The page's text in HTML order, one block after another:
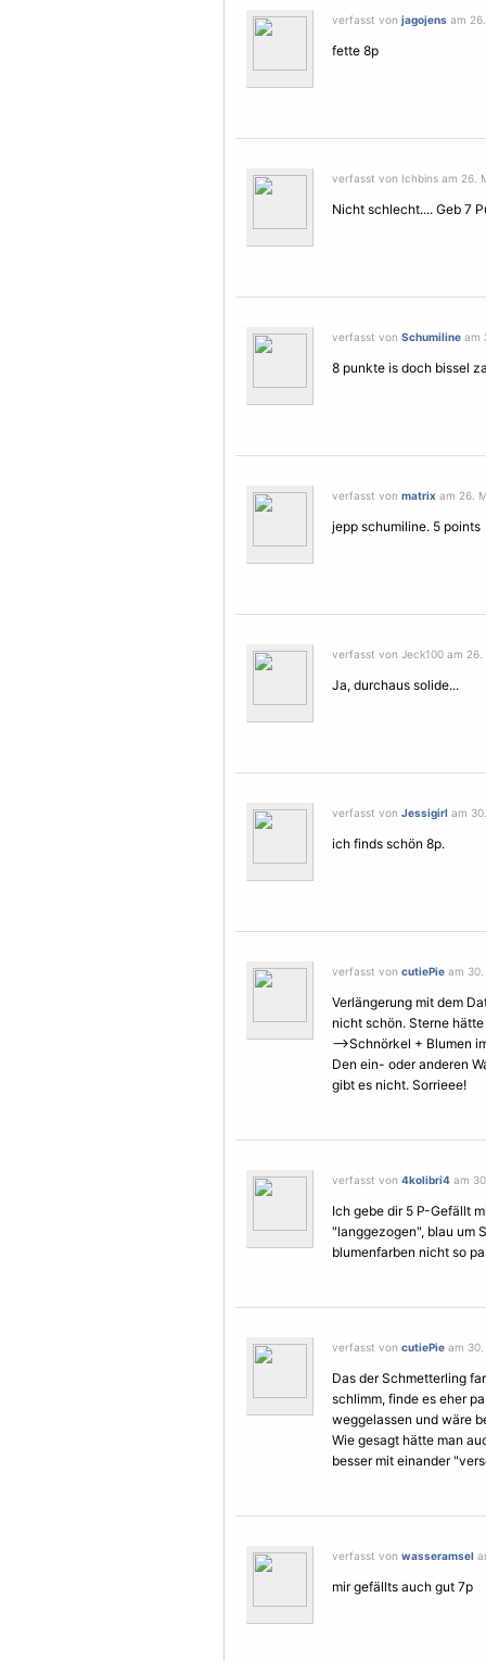
verfasst von jagojens am
fette 8p
verfasst von Ichbins am 26.
Nicht schlecht.... Geb 7
verfasst von Schumiline am
8 punkte is doch bissel
verfasst von matrix am 26.
jepp schumiline. 5 points
verfasst von Jeck100 am
Ja, durchaus solide...
verfasst von Jessigirl am
ich finds schön 8p.
verfasst von cutiePie am
Verlängerung mit dem
nicht schön. Sterne
-->Schnörkel + Blumen
Den ein- oder anderen
gibt es nicht. Sorrieee!
verfasst von 4kolibri4 am
Ich gebe dir 5 P-Gefällt
"langgezogen", blau um
blumenfarben nicht so
verfasst von cutiePie am
Das derSchmetterling
schlimm, finde es eher
weggelassen und wäre
Wie gesagt hätte man
besser mit einander
verfasst von wasseramsel
mir gefällts auch gut 7p